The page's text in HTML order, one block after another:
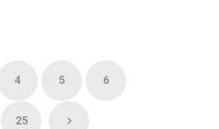
4 5 6
25